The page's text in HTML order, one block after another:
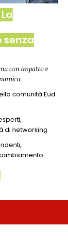
con impatto e
comunità Eud
di networking